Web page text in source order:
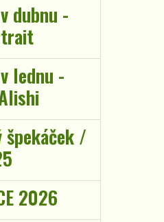
dubnu -
lednu -
/
2026